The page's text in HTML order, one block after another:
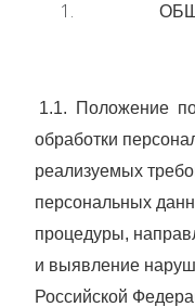
1.1. Положение
обработки
реализуемых
персональных
процедуры,
и выявление
Российской